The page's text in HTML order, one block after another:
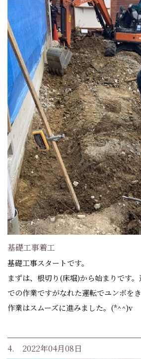
基礎工事着工
基礎工事スタートです。
まずは、根切り(床堀)から始まりです
での作業ですがなれた運転でユンボを
作業はスムーズに進みました。(*^^)v
4. 2022年04月08日